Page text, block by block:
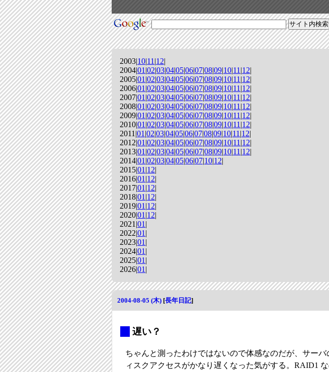
2003|10|11 |12|
2004|01 |02|03|04|05|06|07|08|09|10|11 |12|
2005|01 |02|03|04|05|06|07|08|09|10|11 |12|
2006|01 |02|03|04|05|06|07|08|09|10|11 |12|
2007|01 |02|03|04|05|06|07|08|09|10|11 |12|
2008|01 |02|03|04|05|06|07|08|09|10|11 |12|
2009|01 |02|03|04|05|06|07|08|09|10|11 |12|
2010|01 |02|03|04|05|06|07|08|09|10|11 |12|
2011|01 |02|03|04|05|06|07|08|09|10|11 |12|
2012|01 |02|03|04|05|06|07|08|09|10|11 |12|
2013|01 |02|03|04|05|06|07|08|09|10|11 |12|
2014|01 |02|03|04|05|06|07|10|12|
2015|01 |12|
2016|01 |12|
2017|01 |12|
2018|01 |12|
2019|01 |12|
2020|01 |12|
2021|01 |
2022|01 |
2023|01 |
2024|01 |
2025|01 |
2026|01 |
2004-08-05 (木) [長年日記]
遅い？
ちゃんと測ったわけではないので体感なのだが、サー
ィスクアクセスがかなり遅くなった気がする。RAID1